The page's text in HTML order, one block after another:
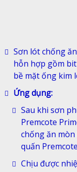
Sơn lót chống
hỗn hợp gồm
bề mặt ống kim
Ứng dụng:
Sau khi sơn
Premcote
chống ăn
quấn
Chịu được